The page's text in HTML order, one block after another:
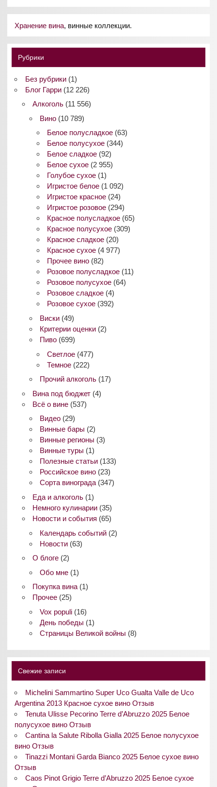
Хранение вина, винные коллекции.
Рубрики
Без рубрики(1)
Блог Гарри(12 226)
Алкоголь(11 556)
Вино(10 789)
Белое полусладкое (63)
Белое полусухое (344)
Белое сладкое (92)
Белое сухое (2 955)
Голубое сухое (1)
Игристое белое (1 092)
Игристое красное (24)
Игристое розовое (294)
Красное полусладкое (65)
Красное полусухое (309)
Красное сладкое (20)
Красное сухое (4 977)
Прочее вино (82)
Розовое полусладкое (11)
Розовое полусухое (64)
Розовое сладкое (4)
Розовое сухое (392)
Виски(49)
Критерии оценки(2)
Пиво(699)
Светлое (477)
Темное (222)
Прочий алкоголь(17)
Вина под бюджет(4)
Всё о вине(537)
Видео(29)
Винные бары (2)
Винные регионы (3)
Винные туры (1)
Полезные статьи(133)
Российское вино(23)
Сорта винограда(347)
Еда и алкоголь(1)
Немного кулинарии(35)
Новости и события (65)
Календарь событий(2)
Новости(63)
О блоге(2)
Обо мне(1)
Покупка вина(1)
Прочее(25)
Vox populi(16)
День победы (1)
Страницы Великой войны (8)
Свежие записи
Michelini Sammartino Super Uco Gualta Valle de Uco
Argentina 2013 Красное сухое вино Отзыв
Tenuta Ulisse Pecorino Terre d’Abruzzo 2025 Белое
полусухое вино Отзыв
Cantina la Salute Ribolla Gialla 2025 Белое полусухое
вино Отзыв
Tinazzi Montani Garda Bianco 2025 Белое сухое вино
Отзыв
Caos Pinot Grigio Terre d’Abruzzo 2025 Белое сухое